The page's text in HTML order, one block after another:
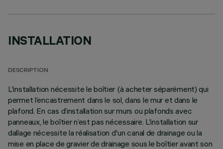
INSTALLATION
DESCRIPTION
L'installation nécessite le boîtier (à acheter séparément) qui
permet l’encastrement dans le sol, dans le mur et dans le
plafond. En cas d’installation sur murs ou plafonds avec
panneaux, le boîtier n’est pas nécessaire. L'installation sur
dallage nécessite la réalisation d'un canal de drainage ou la
mise en place de gravier de drainage sous le boîtier avant son